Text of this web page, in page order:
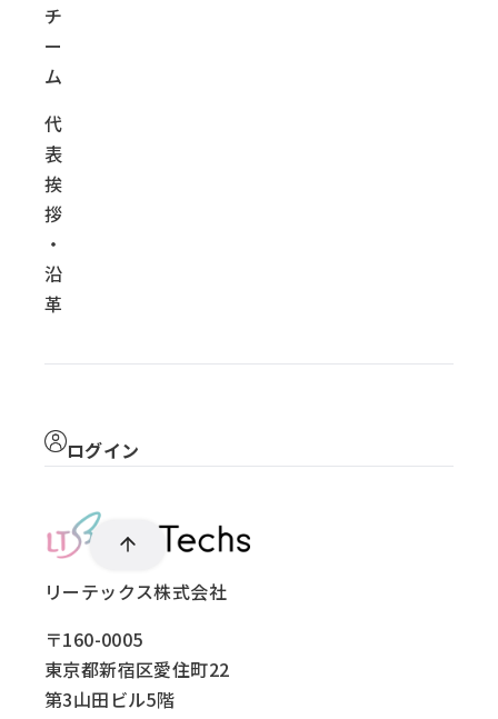
チ
ー
ム
代
表
挨
拶
・
沿
革
リーテックス株式会社
〒160-0005
東京都新宿区愛住町22
第3山田ビル5階
ログイン